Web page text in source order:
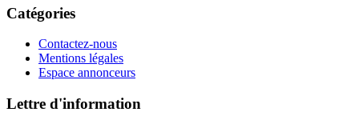
Catégories
Contactez-nous
Mentions légales
Espace annonceurs
Lettre d'information